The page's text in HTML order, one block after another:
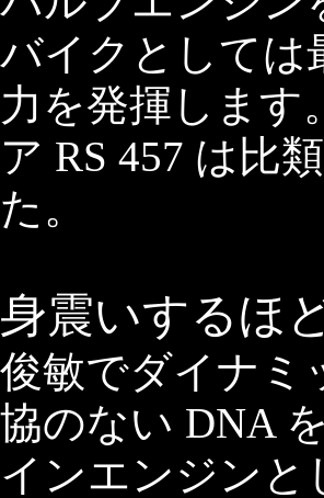
バイクとしては
力を発揮します
ア RS 457 は比
た。
身震いするほ
俊敏でダイナミ
協のない DNA
インエンジンと